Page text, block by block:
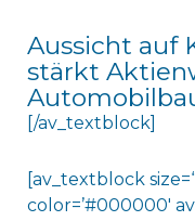
Aussicht auf
stärkt
[/av_textblock]
[av_textblock
color=’#000000′